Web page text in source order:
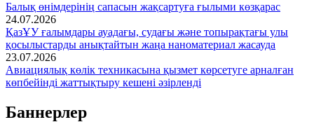
Балық өнімдерінің сапасын жақсартуға ғылыми көзқарас
24.07.2026
ҚазҰУ ғалымдары ауадағы, судағы және топырақтағы улы
қосылыстарды анықтайтын жаңа наноматериал жасауда
23.07.2026
Авиациялық көлік техникасына қызмет көрсетуге арналған
көпбейінді жаттықтыру кешені әзірленді
Баннерлер